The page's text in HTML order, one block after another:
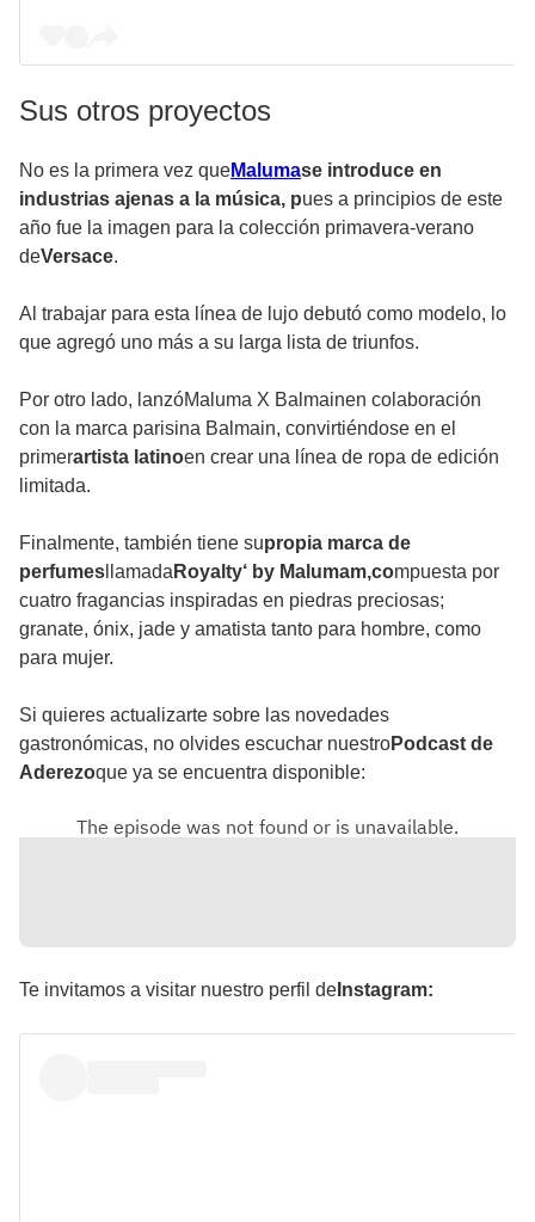
Sus otros proyectos
No es la primera vez queMalumase introduce en
industrias ajenas a la música, pues a principios de este
año fue la imagen para la colección primavera-verano
deVersace.
Al trabajar para esta línea de lujo debutó como modelo, lo
que agregó uno más a su larga lista de triunfos.
Por otro lado, lanzóMaluma X Balmainen colaboración
con la marca parisina Balmain, convirtiéndose en el
primerartista latinoen crear una línea de ropa de edición
limitada.
Finalmente, también tiene supropia marca de
perfumes llamada Royalty‘ by Malumam,compuesta por
cuatro fragancias inspiradas en piedras preciosas;
granate, ónix, jade y amatista tanto para hombre, como
para mujer.
Si quieres actualizarte sobre las novedades
gastronómicas, no olvides escuchar nuestroPodcast de
Aderezoque ya se encuentra disponible:
Te invitamos a visitar nuestro perfil de Instagram: